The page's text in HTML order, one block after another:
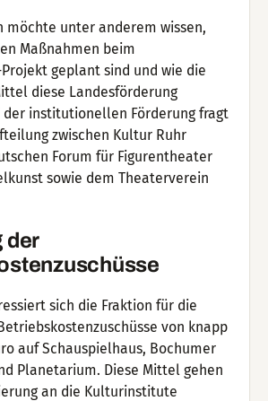
möchte unter anderem wissen,
Maßnahmen beim
geplant sind und wie die
diese Landesförderung
der institutionellen Förderung fragt
zwischen Kultur Ruhr
Forum für Figurentheater
sowie dem Theaterverein
der
sich die Fraktion für die
von knapp
auf Schauspielhaus, Bochumer
Planetarium. Diese Mittel gehen
an die Kulturinstitute